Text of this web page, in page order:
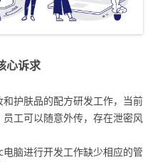
心诉求
护肤品的配方研发工作，当前
工可以随意外传，存在泄密风
脑进行开发工作缺少相应的管